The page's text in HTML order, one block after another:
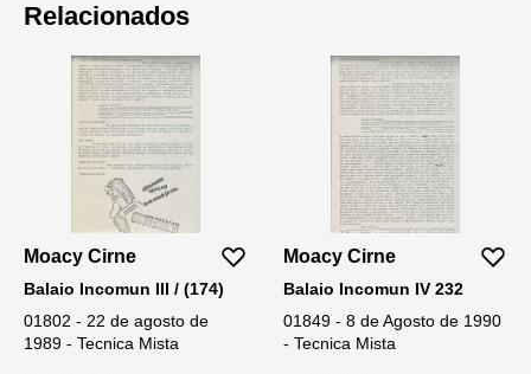
Relacionados
Moacy Cirne
Balaio Incomun III / (174)
01802 - 22 de agosto de
1989 - Tecnica Mista
Moacy Cirne
Balaio Incomun IV 232
01849 - 8 de Agosto de 1990
- Tecnica Mista